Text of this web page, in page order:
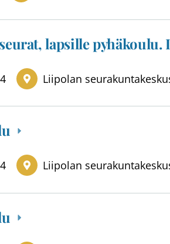
lapsille pyhäkoulu.
Liipolan
Liipolan